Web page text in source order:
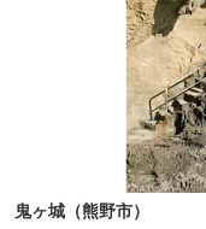
鬼ヶ城（熊野市）